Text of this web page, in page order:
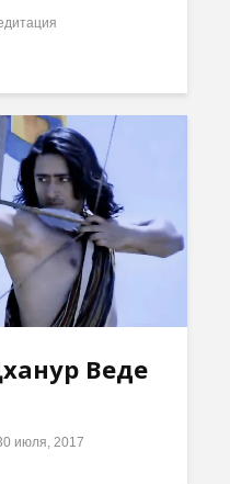
Веде
июля, 2017